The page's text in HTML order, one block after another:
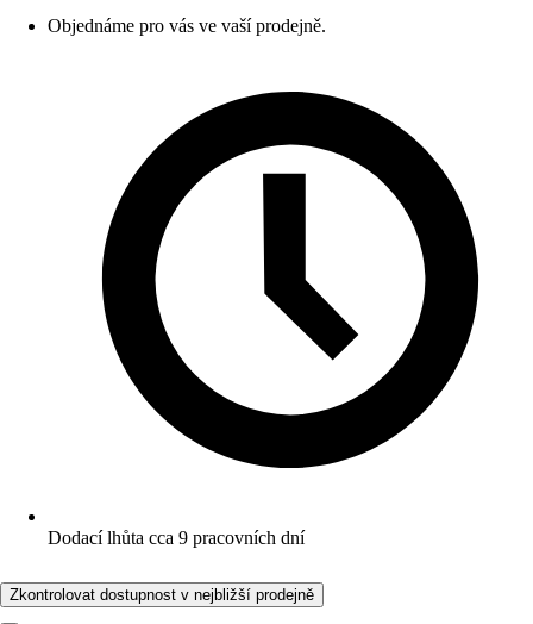
Objednáme pro vás ve vaší prodejně.
Dodací lhůta cca 9 pracovních dní
Zkontrolovat dostupnost v nejbližší prodejně